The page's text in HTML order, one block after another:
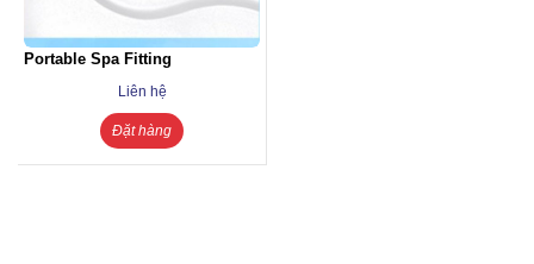
Portable Spa Fitting
Liên hệ
Đặt hàng